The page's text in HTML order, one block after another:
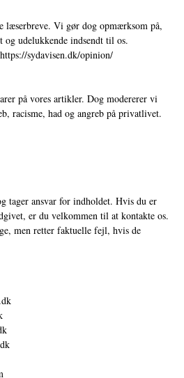
læserbreve. Vi gør dog opmærksom på,
udelukkende indsendt til os.
https://sydavisen.dk/opinion/
på vores artikler. Dog modererer vi
racisme, had og angreb på privatlivet.
tager ansvar for indholdet. Hvis du er
er du velkommen til at kontakte os.
men retter faktuelle fejl, hvis de